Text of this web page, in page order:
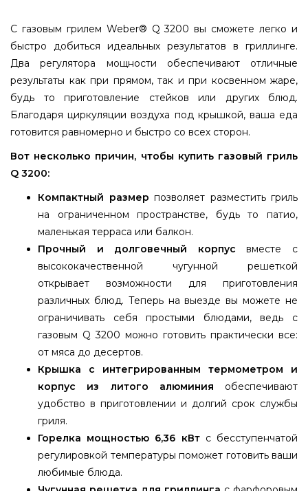
С газовым грилем Weber® Q 3200 вы сможете легко и
быстро добиться идеальных результатов в гриллинге.
Два регулятора мощности обеспечивают отличные
результаты как при прямом, так и при косвенном жаре,
будь то приготовление стейков или других блюд.
Благодаря циркуляции воздуха под крышкой, ваша еда
готовится равномерно и быстро со всех сторон.
Вот несколько причин, чтобы купить газовый гриль
Q 3200:
Компактный размер позволяет разместить гриль
на ограниченном пространстве, будь то патио,
маленькая терраса или балкон.
Прочный и долговечный корпус вместе с
высококачественной чугунной решеткой
открывает возможности для приготовления
различных блюд. Теперь на выезде вы можете не
ограничивать себя простыми блюдами, ведь с
газовым Q 3200 можно готовить практически все:
от мяса до десертов.
Крышка с интегрированным термометром и
корпус из литого алюминия обеспечивают
удобство в приготовлении и долгий срок службы
гриля.
Горелка мощностью 6,36 кВтс бесступенчатой
регулировкой температуры поможет готовить ваши
любимые блюда.